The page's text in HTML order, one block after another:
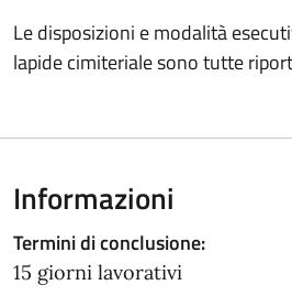
Le disposizioni e modalità
lapide cimiteriale sono tutte
Informazioni
Termini di conclusione:
15 giorni lavorativi